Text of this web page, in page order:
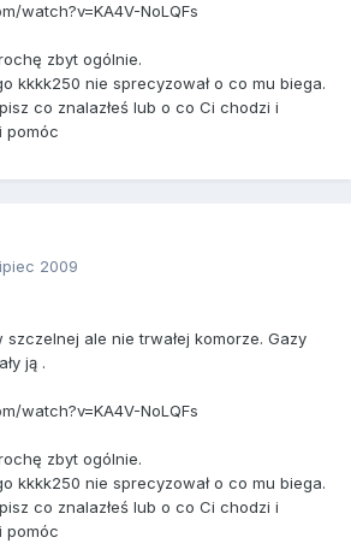
watch?v=KA4V-NoLQFs
zbyt ogólnie.
kkkk250 nie sprecyzował o co mu biega.
co znalazłeś lub o co Ci chodzi i
pomóc
2009
szczelnej ale nie trwałej komorze. Gazy
ją .
watch?v=KA4V-NoLQFs
zbyt ogólnie.
kkkk250 nie sprecyzował o co mu biega.
co znalazłeś lub o co Ci chodzi i
pomóc